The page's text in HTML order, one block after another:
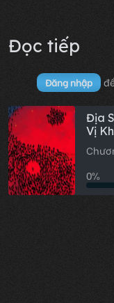
Đọc tiếp
Đăng nhập
Địa
Vị
Đáy
0%